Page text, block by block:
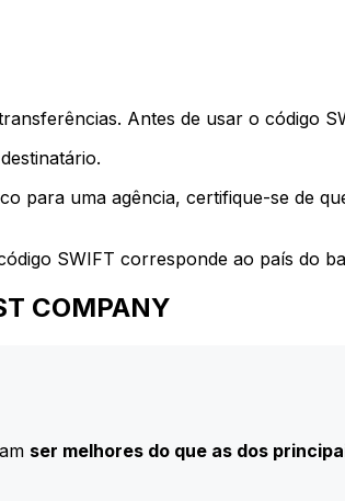
Antes de usar o código
para uma agência, certifique-se de
SWIFT corresponde ao país do
COMPANY
ser melhores do que as dos